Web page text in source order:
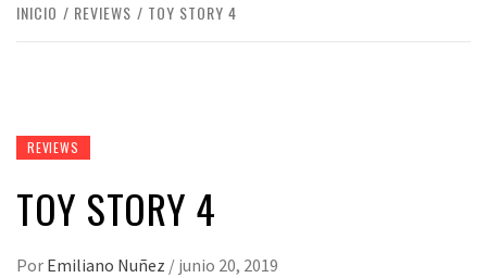
INICIO REVIEWS TOY STORY 4
REVIEWS
TOY STORY 4
Por Emiliano Nuñez / junio 20, 2019